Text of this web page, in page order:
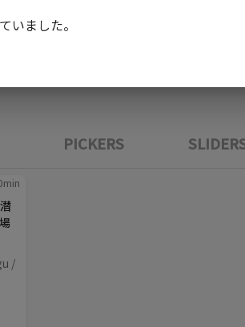
PICKERS
min
/
いました。